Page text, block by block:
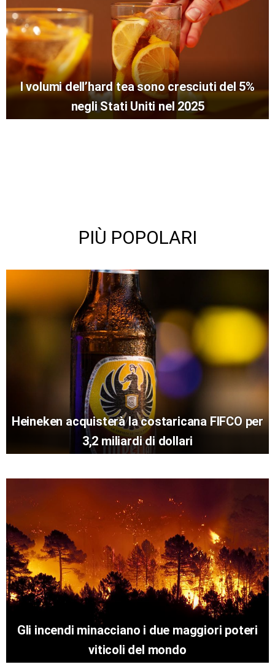
I volumi dell’hard tea sono cresciuti del 5%
negli Stati Uniti nel 2025
PIÙ POPOLARI
Heineken acquisterà la costaricana FIFCO per
3,2 miliardi di dollari
Gli incendi minacciano i due maggiori poteri
viticoli del mondo